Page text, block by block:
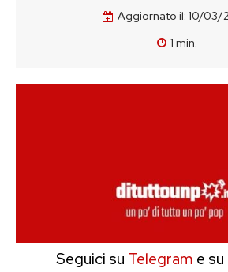
Aggiornato il: 10/03/
1 min.
Seguici su Telegram e su